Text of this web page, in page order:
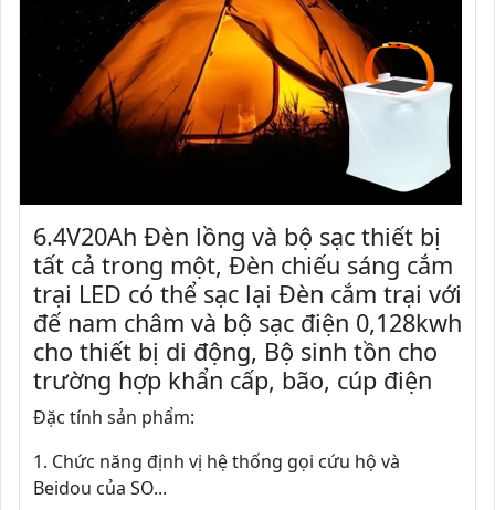
6.4V20Ah Đèn lồng và bộ sạc thiết bị
tất cả trong một, Đèn chiếu sáng cắm
trại LED có thể sạc lại Đèn cắm trại với
đế nam châm và bộ sạc điện 0,128kwh
cho thiết bị di động, Bộ sinh tồn cho
trường hợp khẩn cấp, bão, cúp điện
Đặc tính sản phẩm:
1. Chức năng định vị hệ thống gọi cứu hộ và
Beidou của SO...